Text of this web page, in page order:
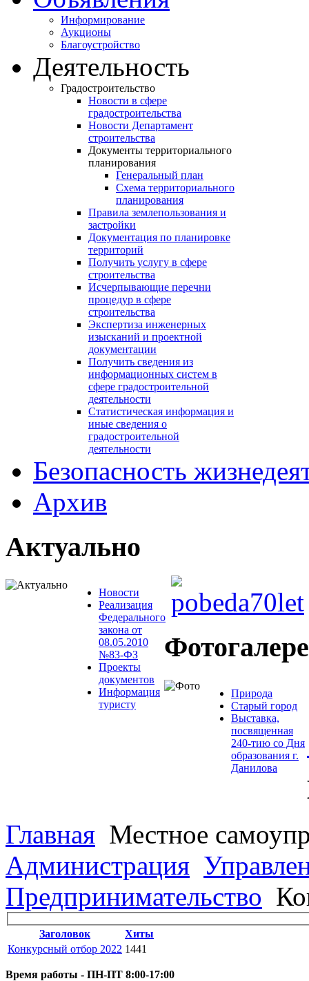
Информирование
Аукционы
Благоустройство
Деятельность
Градостроительство
Новости в сфере
градостроительства
Новости Департамент
строительства
Документы территориального
планирования
Генеральный план
Схема территориального
планирования
Правила землепользования и
застройки
Документация по планировке
территорий
Получить услугу в сфере
строительства
Исчерпывающие перечни
процедур в сфере
строительства
Экспертиза инженерных
изысканий и проектной
документации
Получить сведения из
информационных систем в
сфере градостроительной
деятельности
Статистическая информация и
иные сведения о
градостроительной
деятельности
Безопасность
Архив
Актуально
Новости
Реализация
Федерального
закона от
08.05.2010
№83-ФЗ
Проекты
документов
Информация
туристу
Природа
Старый город
Выставка,
посвященная
240-тию со Дня
образования г.
Данилова
Главная Местное
Администрация
Предпринимательство
Заголовок
Хиты
Конкурсный отбор 2022 1441
Время работы - ПН-ПТ 8:00-17:00